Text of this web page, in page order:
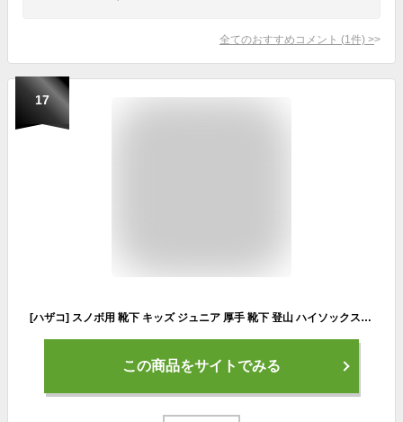
全てのおすすめコメント (1 件) >
17
[ハザコ] スノボ用 靴下 キッズ ジュニア 厚手 靴下 登山 ハイソックス スキー ソックス スノーボード ウェア 保温 防寒 雪遊び 黒+灰+緑XS 3足入り
この商品をサイトでみる